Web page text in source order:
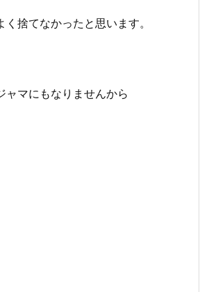
捨てなかったと思います。
ャマにもなりませんから